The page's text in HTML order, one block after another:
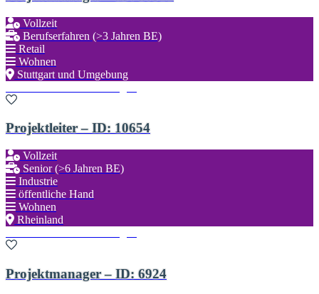
Vollzeit
Berufserfahren (>3 Jahren BE)
Retail
Wohnen
Stuttgart und Umgebung
Projektleiter – ID: 10654
Vollzeit
Senior (>6 Jahren BE)
Industrie
öffentliche Hand
Wohnen
Rheinland
Projektmanager – ID: 6924